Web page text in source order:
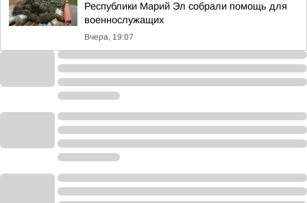
Республики Марий Эл собрали помощь для
военнослужащих
Вчера, 19:07